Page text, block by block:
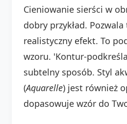
Cieniowanie sierści w
dobry przykład.
realistyczny efekt. To
wzoru. 'Kontur-
subtelny sposób. Styl
(Aquarelle) jest również
dopasowuje wzór do